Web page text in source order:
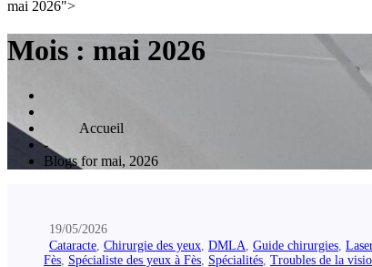
mai 2026">
Mois : mai 2026
-
Blogs for mai, 2026
19/05/2026
Cataracte Chirurgie des yeux DMLA Guide chirurgies
Fès Spécialiste des yeux à Fès Spécialités Troubles de la